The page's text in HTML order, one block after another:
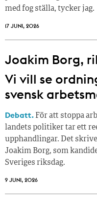
med fog ställa, tycker jag.
17 JUNI, 2026
Joakim Borg,
Vi vill se
svensk
Debatt. För att stoppa
landets politiker tar ett
upphandlingar. Det
Joakim Borg, som
Sveriges riksdag.
9 JUNI, 2026